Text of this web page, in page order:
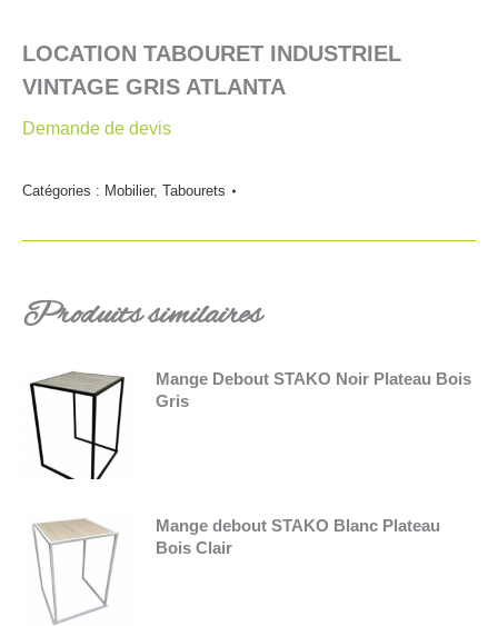
LOCATION TABOURET INDUSTRIEL
VINTAGE GRIS ATLANTA
Demande de devis
Catégories : Mobilier, Tabourets
Produits similaires
Mange Debout STAKO Noir Plateau Bois
Gris
Mange debout STAKO Blanc Plateau
Bois Clair